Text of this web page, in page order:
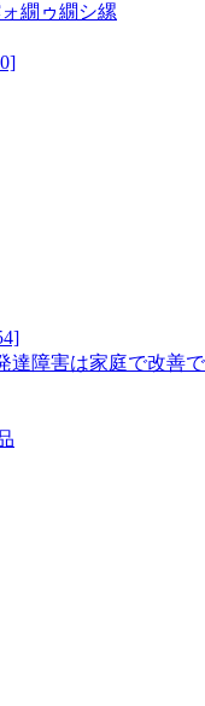
繝ゥ繝シ縲
障害は家庭で改善